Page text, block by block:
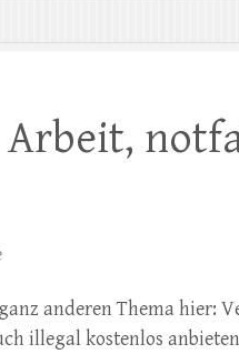
anderen Thema hier:
illegal kostenlos